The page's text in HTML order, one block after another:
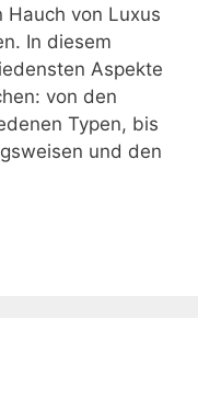
Hauch von Luxus
In diesem
Aspekte
von den
Typen, bis
und den